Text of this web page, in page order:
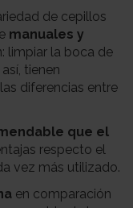
de cepillos
manuales y
limpiar la boca de
tienen
diferencias entre
que el
respecto el
vez más utilizado.
en comparación